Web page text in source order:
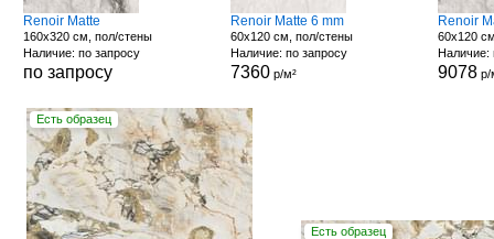
Renoir Matte
160x320 см, пол/стены
Наличие: по запросу
по запросу
Renoir Matte 6 mm
60x120 см, пол/стены
Наличие: по запросу
7360 р/м²
Renoir
60x120
Наличие:
9078 р/
Есть образец
Есть образец